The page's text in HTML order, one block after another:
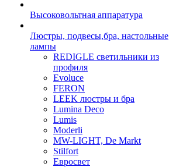
Высоковольтная аппаратура
Люстры, подвесы,бра, настольные
лампы
REDIGLE светильники из
профиля
Evoluce
FERON
LEEK люстры и бра
Lumina Deco
Lumis
Moderli
MW-LIGHT, De Markt
Stilfort
Евросвет